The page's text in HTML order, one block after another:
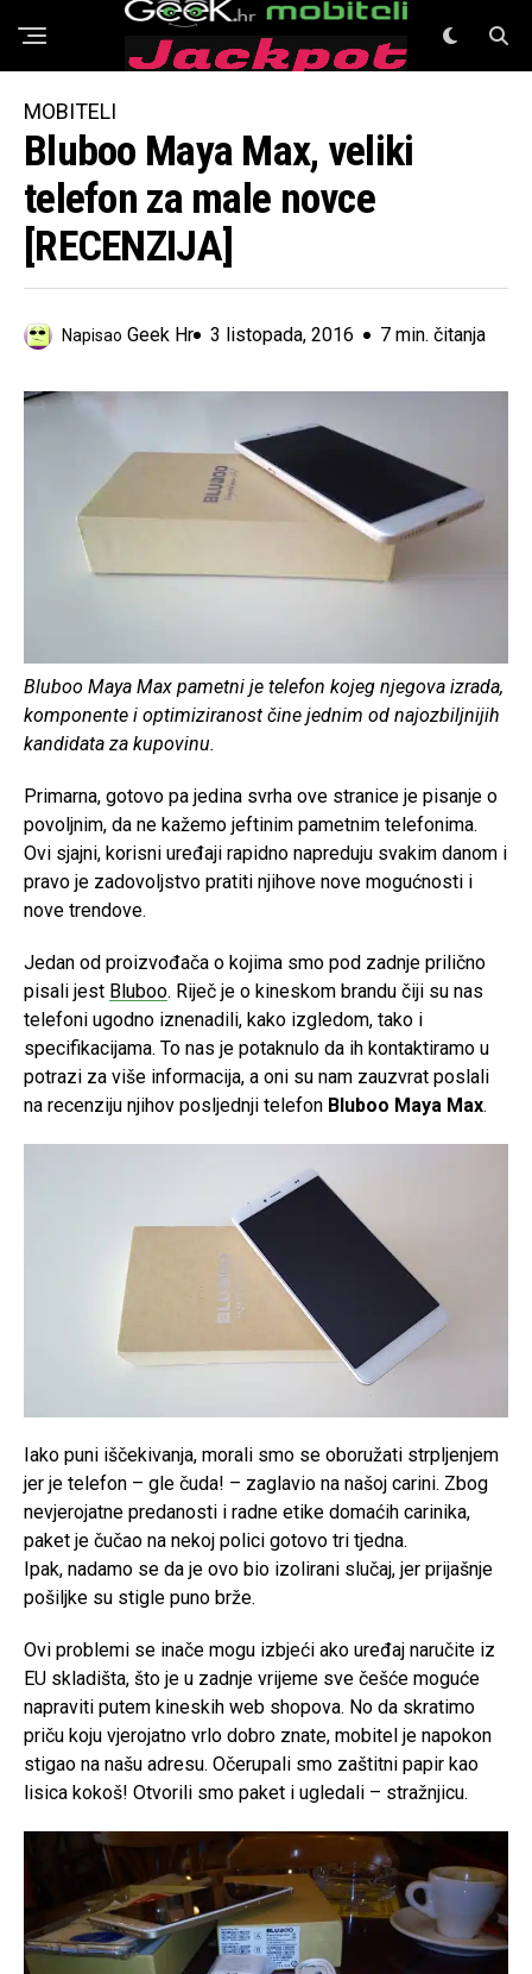
GeeK Mobiteli
MOBITELI
Bluboo Maya Max, veliki
telefon za male novce
[RECENZIJA]
Napisao Geek Hr 3 listopada, 2016 7 min. čitanja
Bluboo Maya Max pametni je telefon kojeg njegova izrada,
komponente i optimiziranost čine jednim od najozbiljnijih
kandidata za kupovinu.
Primarna, gotovo pa jedina svrha ove stranice je pisanje o
povoljnim, da ne kažemo jeftinim pametnim telefonima.
Ovi sjajni, korisni uređaji rapidno napreduju svakim danom i
pravo je zadovoljstvo pratiti njihove nove mogućnosti i
nove trendove.
Jedan od proizvođača o kojima smo pod zadnje prilično
pisali jest Bluboo. Riječ je o kineskom brandu čiji su nas
telefoni ugodno iznenadili, kako izgledom, tako i
specifikacijama. To nas je potaknulo da ih kontaktiramo u
potrazi za više informacija, a oni su nam zauzvrat poslali
na recenziju njihov posljednji telefon Bluboo Maya Max.
Iako puni iščekivanja, morali smo se oboružati strpljenjem
jer je telefon – gle čuda! – zaglavio na našoj carini. Zbog
nevjerojatne predanosti i radne etike domaćih carinika,
paket je čučao na nekoj polici gotovo tri tjedna.
Ipak, nadamo se da je ovo bio izolirani slučaj, jer prijašnje
pošiljke su stigle puno brže.
Ovi problemi se inače mogu izbjeći ako uređaj naručite iz
EU skladišta, što je u zadnje vrijeme sve češće moguće
napraviti putem kineskih web shopova. No da skratimo
priču koju vjerojatno vrlo dobro znate, mobitel je napokon
stigao na našu adresu. Očerupali smo zaštitni papir kao
lisica kokoš! Otvorili smo paket i ugledali – stražnjicu.